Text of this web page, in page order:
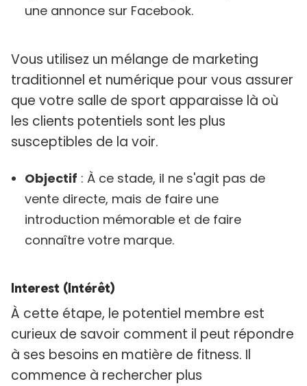
une annonce sur Facebook.
Vous utilisez un mélange de marketing
traditionnel et numérique pour vous assurer
que votre salle de sport apparaisse là où
les clients potentiels sont les plus
susceptibles de la voir.
Objectif : À ce stade, il ne s'agit pas de
vente directe, mais de faire une
introduction mémorable et de faire
connaître votre marque.
Interest (Intérêt)
À cette étape, le potentiel membre est
curieux de savoir comment il peut répondre
à ses besoins en matière de fitness. Il
commence à rechercher plus